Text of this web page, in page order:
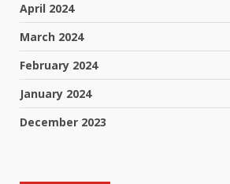
April 2024
March 2024
February 2024
January 2024
December 2023